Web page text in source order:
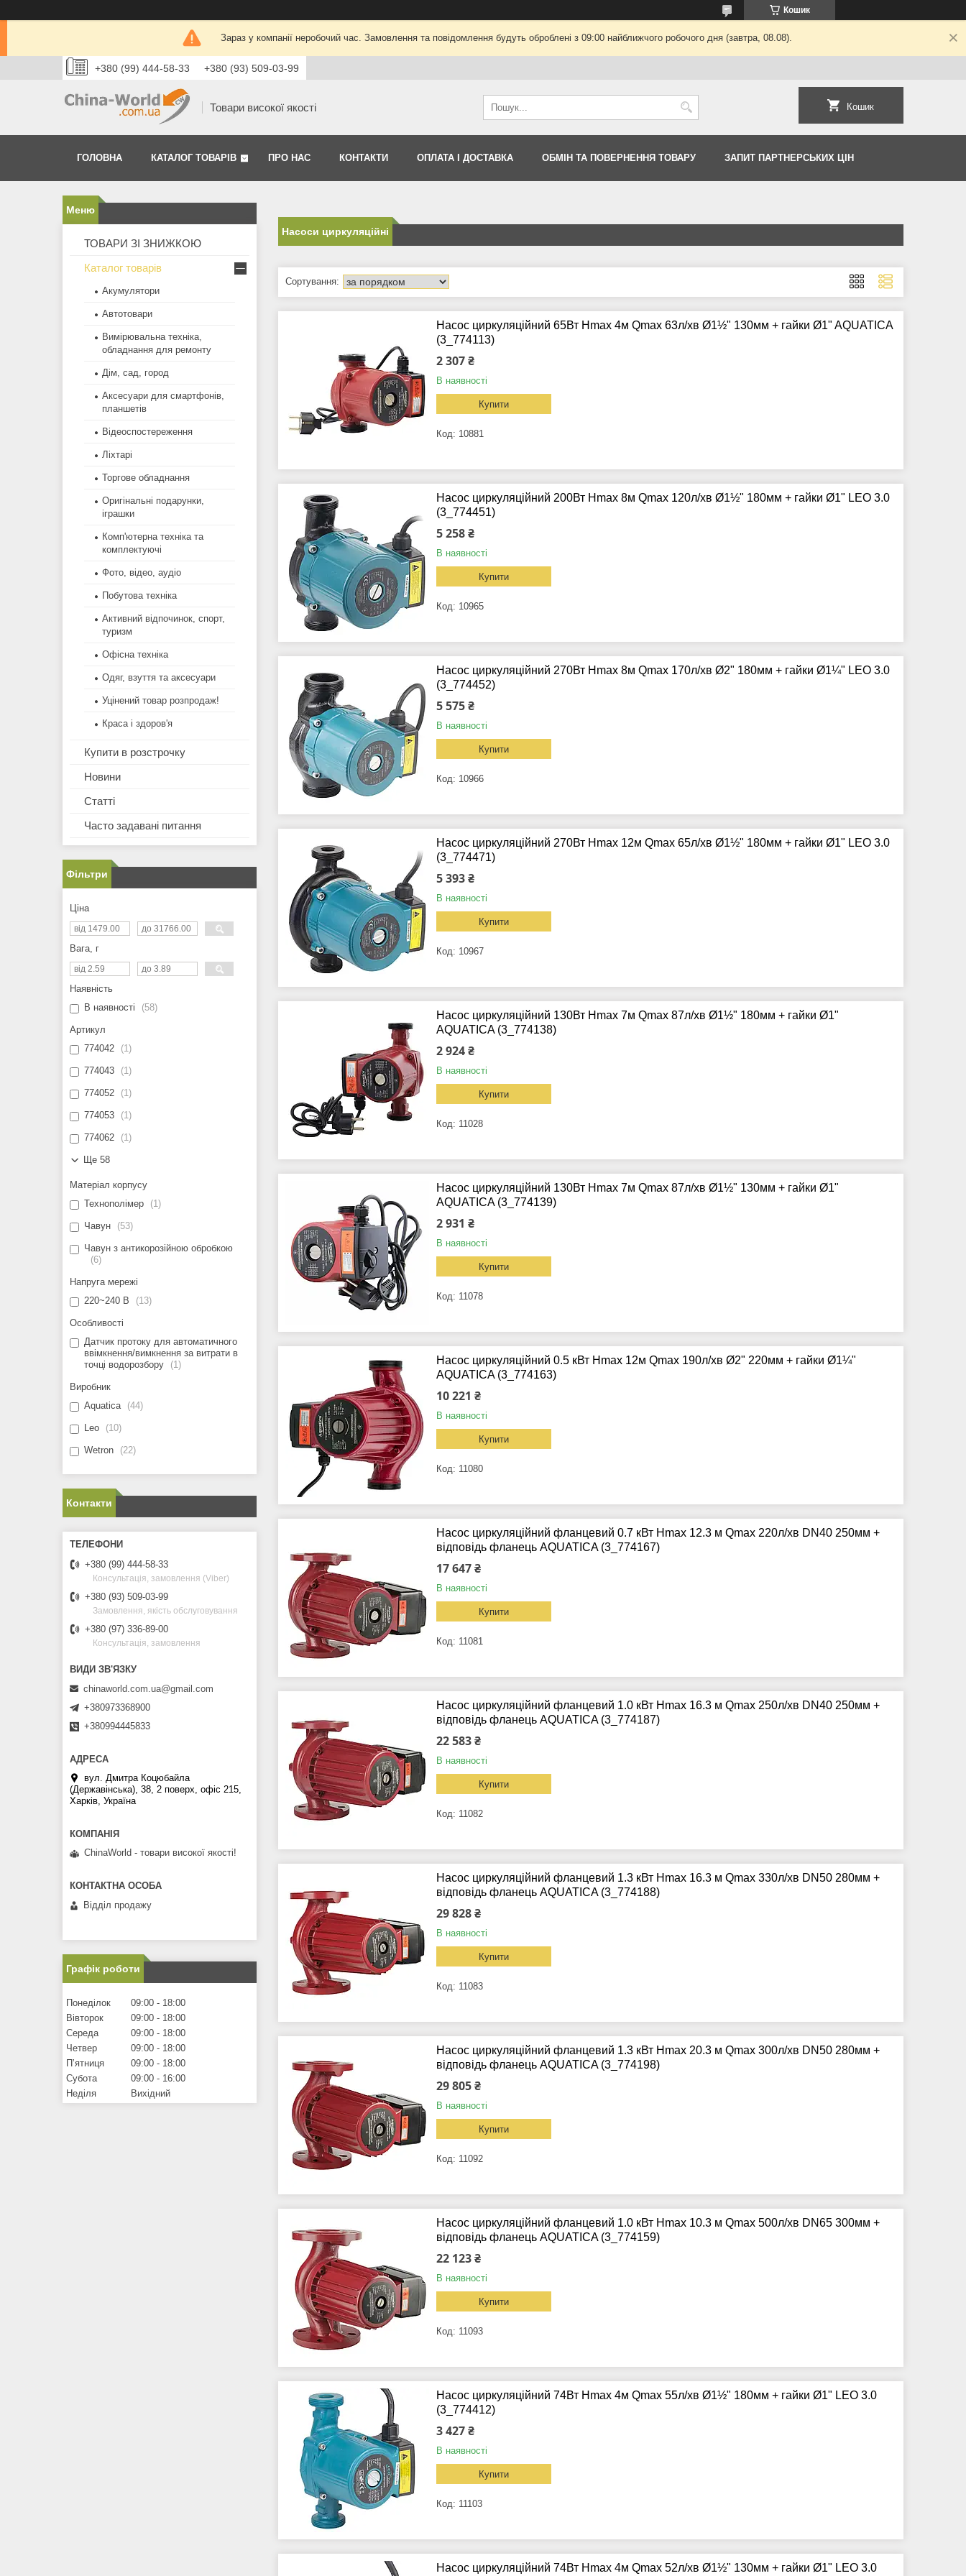
Кошик
Зараз у компанії неробочий час. Замовлення та повідомлення будуть оброблені з 09:00 найближчого робочого дня (завтра, 08.08).
+380 (99) 444-58-33 +380 (93) 509-03-99
Товари високої якості Кошик
ГОЛОВНА КАТАЛОГ ТОВАРІВ ПРО НАС КОНТАКТИ ОПЛАТА І ДОСТАВКА ОБМІН ТА ПОВЕРНЕННЯ ТОВАРУ ЗАПИТ ПАРТНЕРСЬКИХ ЦІН
Насоси циркуляційні
Насос циркуляційний 65Вт Hmax 4м Qmax 63л/хв Ø1½" 130мм + гайки Ø1" AQUATICA
(3_774113)
2 307 ₴
В наявності
Купити
10881
Насос циркуляційний 200Вт Hmax 8м Qmax 120л/хв Ø1½" 180мм + гайки Ø1" LEO 3.0
(3_774451)
5 258 ₴
В наявності
Купити
10965
Насос циркуляційний 270Вт Hmax 8м Qmax 170л/хв Ø2" 180мм + гайки Ø1¼" LEO 3.0
(3_774452)
5 575 ₴
В наявності
Купити
10966
Насос циркуляційний 270Вт Hmax 12м Qmax 65л/хв Ø1½" 180мм + гайки Ø1" LEO 3.0
(3_774471)
5 393 ₴
В наявності
Купити
10967
Насос циркуляційний 130Вт Hmax 7м Qmax 87л/хв Ø1½" 180мм + гайки Ø1"
AQUATICA (3_774138)
2 924 ₴
В наявності
Купити
11028
Насос циркуляційний 130Вт Hmax 7м Qmax 87л/хв Ø1½" 130мм + гайки Ø1"
AQUATICA (3_774139)
2 931 ₴
В наявності
Купити
11078
Насос циркуляційний 0.5 кВт Hmax 12м Qmax 190л/хв Ø2" 220мм + гайки Ø1¼"
AQUATICA (3_774163)
10 221 ₴
В наявності
Купити
11080
Насос циркуляційний фланцевий 0.7 кВт Hmax 12.3 м Qmax 220л/хв DN40 250мм +
відповідь фланець AQUATICA (3_774167)
17 647 ₴
В наявності
Купити
11081
Насос циркуляційний фланцевий 1.0 кВт Hmax 16.3 м Qmax 250л/хв DN40 250мм +
відповідь фланець AQUATICA (3_774187)
22 583 ₴
В наявності
Купити
11082
Насос циркуляційний фланцевий 1.3 кВт Hmax 16.3 м Qmax 330л/хв DN50 280мм +
відповідь фланець AQUATICA (3_774188)
29 828 ₴
В наявності
Купити
11083
Насос циркуляційний фланцевий 1.3 кВт Hmax 20.3 м Qmax 300л/хв DN50 280мм +
відповідь фланець AQUATICA (3_774198)
29 805 ₴
В наявності
Купити
11092
Насос циркуляційний фланцевий 1.0 кВт Hmax 10.3 м Qmax 500л/хв DN65 300мм +
відповідь фланець AQUATICA (3_774159)
22 123 ₴
В наявності
Купити
11093
Насос циркуляційний 74Вт Hmax 4м Qmax 55л/хв Ø1½" 180мм + гайки Ø1" LEO 3.0
(3_774412)
3 427 ₴
В наявності
Купити
11103
Насос циркуляційний 74Вт Hmax 4м Qmax 52л/хв Ø1½" 130мм + гайки Ø1" LEO 3.0
ТОВАРИ ЗІ ЗНИЖКОЮ
Каталог товарів
Акумулятори
Автотовари
Вимірювальна техніка,
обладнання для ремонту
Дім, сад, город
Аксесуари для смартфонів,
планшетів
Відеоспостереження
Ліхтарі
Торгове обладнання
Оригінальні подарунки,
іграшки
Комп'ютерна техніка та
комплектуючі
Фото, відео, аудіо
Побутова техніка
Активний відпочинок, спорт,
туризм
Офісна техніка
Одяг, взуття та аксесуари
Уцінений товар розпродаж!
Краса і здоров'я
Купити в розстрочку
Новини
Статті
Часто задавані питання
Фільтри
Ціна
Вага, г
Наявність
В наявності
58
Артикул
774042
1
774043 1
774052 1
774053 1
774062 1
Ще 58
Матеріал корпусу
Технополімер
1
Чавун 53
Чавун з антикорозійною обробкою
6
Напруга мережі
220~240 В
13
Особливості
Датчик протоку для автоматичного
ввімкнення/вимкнення за витрати в
точці водорозбору
1
Виробник
Aquatica
44
Leo 10
Wetron 22
Контакти
+380 (99) 444-58-33
Консультація, замовлення (Viber)
+380 (93) 509-03-99
Замовлення, якість обслуговування
+380 (97) 336-89-00
Консультація, замовлення
chinaworld.com.ua@gmail.com
+380973368900
+380994445833
вул. Дмитра Коцюбайла
(Державінська), 38, 2 поверх, офіс 215,
Харків, Україна
ChinaWorld - товари високої якості!
Відділ продажу
Графік роботи
Понеділок 09:00
18:00
Вівторок
09:00
18:00
Середа
09:00
18:00
Четвер
09:00
18:00
Пʼятниця
09:00
18:00
Субота
09:00
16:00
Неділя
Вихідний